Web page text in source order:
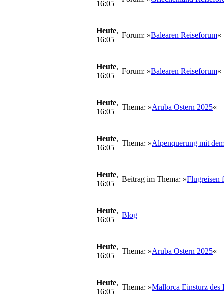
16:05
Heute,
16:05
Forum: »Balearen Reiseforum«
Heute,
16:05
Forum: »Balearen Reiseforum«
Heute,
16:05
Thema: »Aruba Ostern 2025«
Heute,
16:05
Thema: »Alpenquerung mit
Heute,
16:05
Beitrag im Thema: »Flugreisen
Heute,
16:05
Blog
Heute,
16:05
Thema: »Aruba Ostern 2025«
Heute,
16:05
Thema: »Mallorca Einsturz des